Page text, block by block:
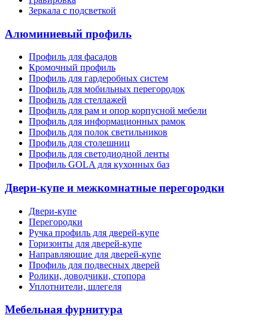
Зеркала с подсветкой
Алюминиевый профиль
Профиль для фасадов
Кромочный профиль
Профиль для гардеробных систем
Профиль для мобильных перегородок
Профиль для стеллажей
Профиль для рам и опор корпусной мебели
Профиль для информационных рамок
Профиль для полок светильников
Профиль для столешниц
Профиль для светодиодной ленты
Профиль GOLA для кухонных баз
Двери-купе и межкомнатные перегородки
Двери-купе
Перегородки
Ручка профиль для дверей-купе
Горизонты для дверей-купе
Направляющие для дверей-купе
Профиль для подвесных дверей
Ролики, доводчики, стопора
Уплотнители, шлегеля
Мебельная фурнитура